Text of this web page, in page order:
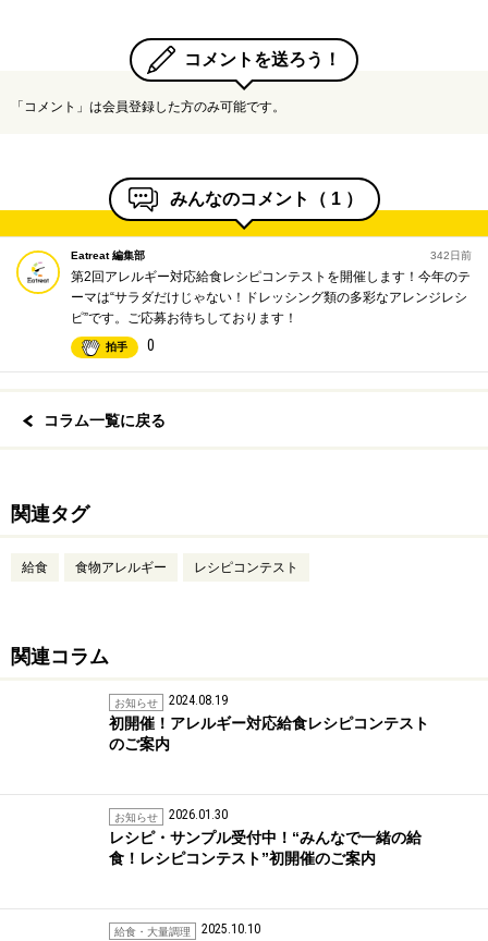
コメントを送ろう！
「コメント」は会員登録した方のみ可能です。
みんなのコメント（ 1 ）
Eatreat 編集部 342日前
第2回アレルギー対応給食レシピコンテストを開催します！今年のテ
ーマは“サラダだけじゃない！ドレッシング類の多彩なアレンジレシ
ピ”です。ご応募お待ちしております！
拍手 0
コラム一覧に戻る
関連タグ
給食 食物アレルギー レシピコンテスト
関連コラム
お知らせ 2024.08.19
初開催！アレルギー対応給食レシピコンテスト
のご案内
お知らせ 2026.01.30
レシピ・サンプル受付中！“みんなで一緒の給
食！レシピコンテスト”初開催のご案内
給食・大量調理 2025.10.10